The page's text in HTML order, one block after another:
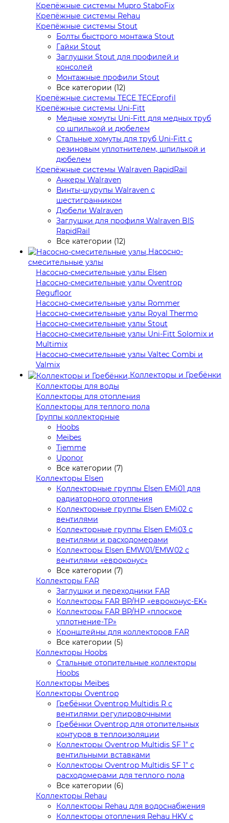
Крепёжные системы Mupro StaboFix
Крепёжные системы Rehau
Крепёжные системы Stout
Болты быстрого монтажа Stout
Гайки Stout
Заглушки Stout для профилей и
консолей
Монтажные профили Stout
Все категории (12)
Крепёжные системы TECE TECEprofil
Крепёжные системы Uni-Fitt
Медные хомуты Uni-Fitt для медных труб
со шпилькой и дюбелем
Стальные хомуты для труб Uni-Fitt с
резиновым уплотнителем, шпилькой и
дюбелем
Крепёжные системы Walraven RapidRail
Анкеры Walraven
Винты-шурупы Walraven с
шестигранником
Дюбели Walraven
Заглушки для профиля Walraven BIS
RapidRail
Все категории (12)
Насосно-
смесительные узлы
Насосно-смесительные узлы Elsen
Насосно-смесительные узлы Oventrop
Regufloor
Насосно-смесительные узлы Rommer
Насосно-смесительные узлы Royal Thermo
Насосно-смесительные узлы Stout
Насосно-смесительные узлы Uni-Fitt Solomix и
Multimix
Насосно-смесительные узлы Valtec Combi и
Valmix
Коллекторы и Гребёнки
Коллекторы для воды
Коллекторы для отопления
Коллекторы для теплого пола
Группы коллекторные
Hoobs
Meibes
Tiemme
Uponor
Все категории (7)
Коллекторы Elsen
Коллекторные группы Elsen EMi01 для
радиаторного отопления
Коллекторные группы Elsen EMi02 с
вентилями
Коллекторные группы Elsen EMi03 с
вентилями и расходомерами
Коллекторы Elsen EMW01/EMW02 с
вентилями «евроконус»
Все категории (7)
Коллекторы FAR
Заглушки и переходники FAR
Коллекторы FAR ВР/НР «евроконус-EK»
Коллекторы FAR ВР/НР «плоское
уплотнение-TP»
Кронштейны для коллекторов FAR
Все категории (5)
Коллекторы Hoobs
Стальные отопительные коллекторы
Hoobs
Коллекторы Meibes
Коллекторы Oventrop
Гребёнки Oventrop Multidis R с
вентилями регулировочными
Гребёнки Oventrop для отопительных
контуров в теплоизоляции
Коллекторы Oventrop Multidis SF 1" с
вентильными вставками
Коллекторы Oventrop Multidis SF 1" с
расходомерами для теплого пола
Все категории (6)
Коллекторы Rehau
Коллекторы Rehau для водоснабжения
Коллекторы отопления Rehau HKV с